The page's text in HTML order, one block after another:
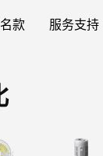
名款 服务支持